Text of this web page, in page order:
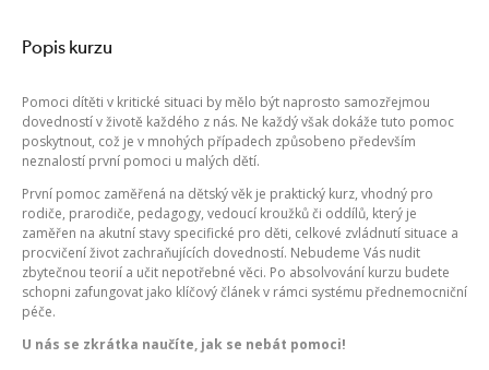
Popis kurzu
Pomoci dítěti v kritické situaci by mělo být naprosto samozřejmou
dovedností v životě každého z nás. Ne každý však dokáže tuto pomoc
poskytnout, což je v mnohých případech způsobeno především
neznalostí první pomoci u malých dětí.
První pomoc zaměřená na dětský věk je praktický kurz, vhodný pro
rodiče, prarodiče, pedagogy, vedoucí kroužků či oddílů, který je
zaměřen na akutní stavy specifické pro děti, celkové zvládnutí situace a
procvičení život zachraňujících dovedností. Nebudeme Vás nudit
zbytečnou teorií a učit nepotřebné věci. Po absolvování kurzu budete
schopni zafungovat jako klíčový článek v rámci systému přednemocniční
péče.
U nás se zkrátka naučíte, jak se nebát pomoci!